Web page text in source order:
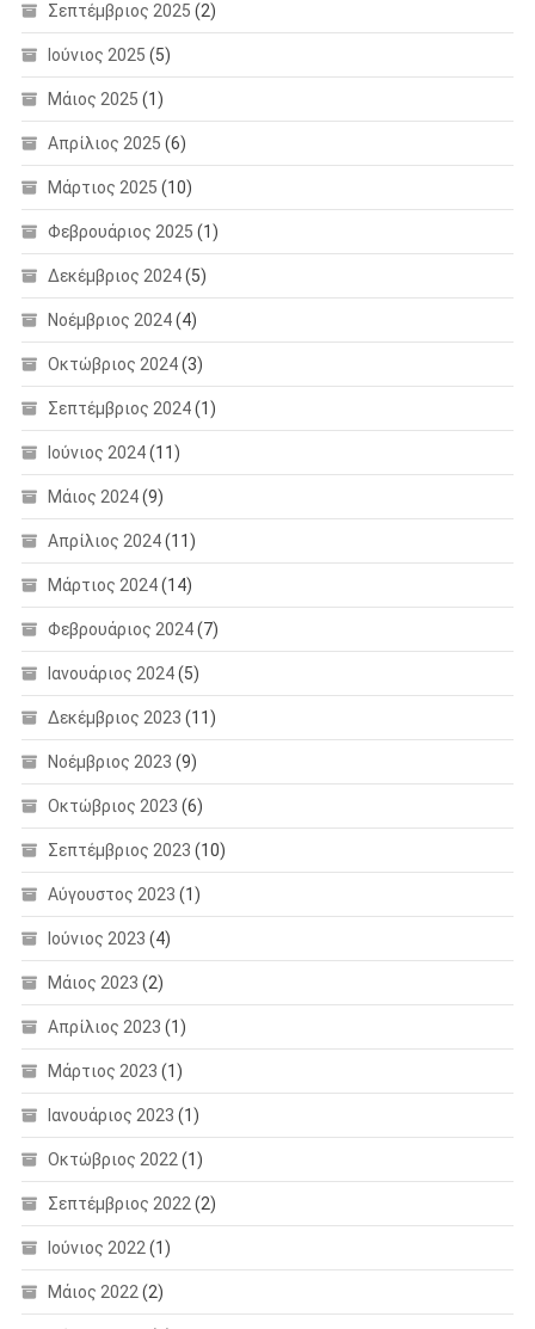
Σεπτέμβριος 2025 (2)
Ιούνιος 2025 (5)
Μάιος 2025 (1)
Απρίλιος 2025 (6)
Μάρτιος 2025 (10)
Φεβρουάριος 2025 (1)
Δεκέμβριος 2024(5)
Νοέμβριος 2024(4)
Οκτώβριος 2024(3)
Σεπτέμβριος 2024(1)
Ιούνιος 2024(11)
Μάιος 2024(9)
Απρίλιος 2024(11)
Μάρτιος 2024(14)
Φεβρουάριος 2024(7)
Ιανουάριος 2024(5)
Δεκέμβριος 2023 (11)
Νοέμβριος 2023 (9)
Οκτώβριος 2023 (6)
Σεπτέμβριος 2023 (10)
Αύγουστος 2023 (1)
Ιούνιος 2023 (4)
Μάιος 2023 (2)
Απρίλιος 2023 (1)
Μάρτιος 2023 (1)
Ιανουάριος 2023 (1)
Οκτώβριος 2022 (1)
Σεπτέμβριος 2022 (2)
Ιούνιος 2022 (1)
Μάιος 2022 (2)